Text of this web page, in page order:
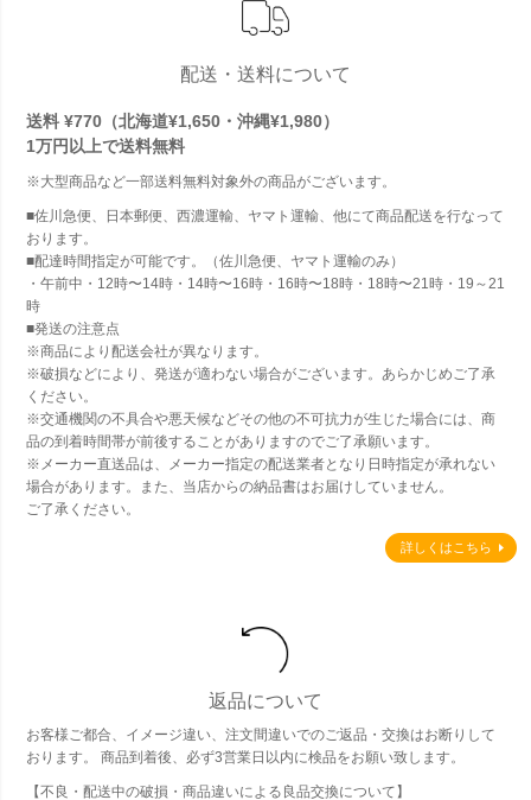
配送・送料について
送料 ¥770（北海道¥1,650・沖縄¥1,980）
1万円以上で送料無料
※大型商品など一部送料無料対象外の商品がございます。
■佐川急便、日本郵便、西濃運輸、ヤマト運輸、他にて商品配送を行なって
おります。
■配達時間指定が可能です。（佐川急便、ヤマト運輸のみ）
・午前中・12時〜14時・14時〜16時・16時〜18時・18時〜21時・19～21
時
■発送の注意点
※商品により配送会社が異なります。
※破損などにより、発送が適わない場合がございます。あらかじめご了承
ください。
※交通機関の不具合や悪天候などその他の不可抗力が生じた場合には、商
品の到着時間帯が前後することがありますのでご了承願います。
※メーカー直送品は、メーカー指定の配送業者となり日時指定が承れない
場合があります。また、当店からの納品書はお届けしていません。
ご了承ください。
詳しくはこちら
返品について
お客様ご都合、イメージ違い、注文間違いでのご返品・交換はお断りして
おります。 商品到着後、必ず3営業日以内に検品をお願い致します。
【不良・配送中の破損・商品違いによる良品交換について】